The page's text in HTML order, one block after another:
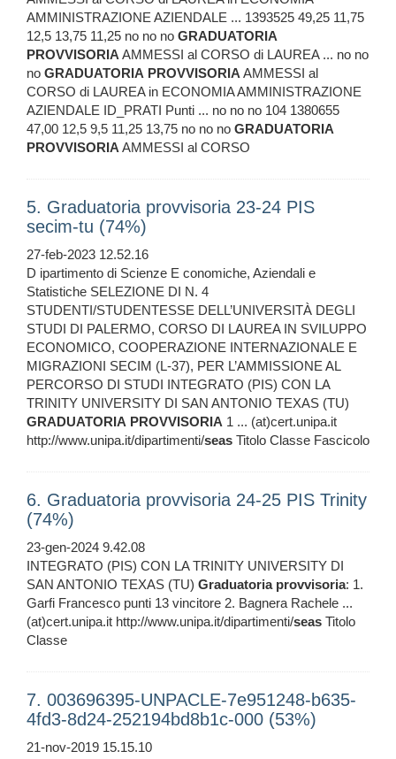
AMMINISTRAZIONE AZIENDALE ... 1393525 49,25 11,75
12,5 13,75 11,25 no no no GRADUATORIA
PROVVISORIAAMMESSI al CORSO di LAUREA ... no no
no GRADUATORIA PROVVISORIAAMMESSI al
CORSO di LAUREA in ECONOMIA AMMINISTRAZIONE
AZIENDALE ID_PRATI Punti ... no no no 104 1380655
47,00 12,5 9,5 11,25 13,75 no no no GRADUATORIA
PROVVISORIAAMMESSI al CORSO
5. Graduatoria provvisoria 23-24 PIS
secim-tu (74%)
27-feb-2023 12.52.16
D ipartimento di Scienze E conomiche, Aziendali e
Statistiche SELEZIONE DI N. 4
STUDENTI/STUDENTESSE DELL’UNIVERSITÀ DEGLI
STUDI DI PALERMO, CORSO DI LAUREA IN SVILUPPO
ECONOMICO, COOPERAZIONE INTERNAZIONALE E
MIGRAZIONI SECIM (L-37), PER L’AMMISSIONE AL
PERCORSO DI STUDI INTEGRATO (PIS) CON LA
TRINITY UNIVERSITY DI SAN ANTONIO TEXAS (TU)
GRADUATORIA PROVVISORIA 1 ... (at)cert.unipa.it
http://www.unipa.it/dipartimenti/seas Titolo Classe Fascicolo
6. Graduatoria provvisoria 24-25 PIS Trinity
(74%)
23-gen-2024 9.42.08
INTEGRATO (PIS) CON LA TRINITY UNIVERSITY DI
SAN ANTONIO TEXAS (TU) Graduatoria provvisoria: 1.
Garfi Francesco punti 13 vincitore 2. Bagnera Rachele ...
(at)cert.unipa.it http://www.unipa.it/dipartimenti/seas Titolo
Classe
7. 003696395-UNPACLE-7e951248-b635-
4fd3-8d24-252194bd8b1c-000 (53%)
21-nov-2019 15.15.10